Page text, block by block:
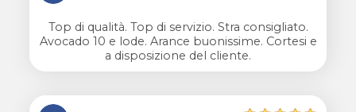
Top di qualità. Top di servizio. Stra consigliato.
Avocado 10 e lode. Arance buonissime. Cortesi e
a disposizione del cliente.